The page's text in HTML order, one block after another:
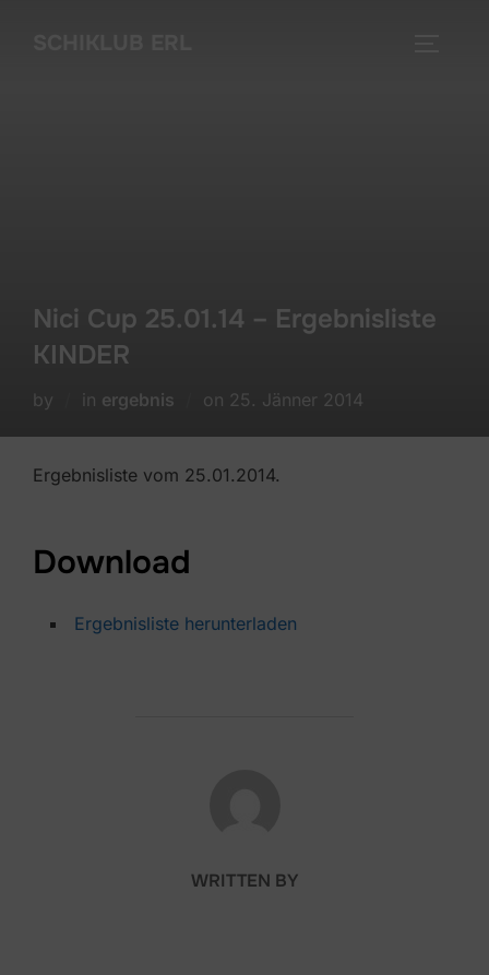
Nici Cup 25.01.14 – Ergebnisliste
KINDER
by in ergebnis on Posted
25. Jänner 2014
Ergebnisliste vom 25.01.2014.
Download
Ergebnisliste herunterladen
WRITTEN BY